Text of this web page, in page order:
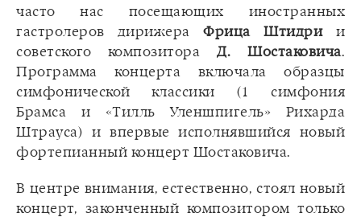
часто нас посещающих иностранных
гастролеров дирижераФрица Штидрии
советского композитораД. Шостаковича.
Программа концерта включала образцы
симфонической классики (1 симфония
Брамса и «Тилль Уленшпигель» Рихарда
Штрауса) и впервые исполнявшийся новый
фортепианный концерт Шостаковича.
В центре внимания, естественно, стоял новый
концерт, законченный композитором только